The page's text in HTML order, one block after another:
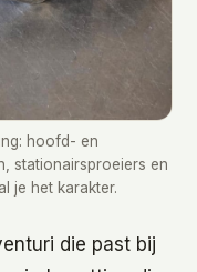
hoofd- en
stationairsproeiers en
je het karakter.
die past bij